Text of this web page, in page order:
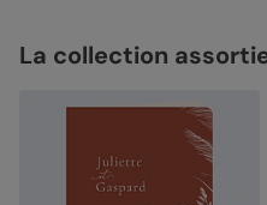
La collection